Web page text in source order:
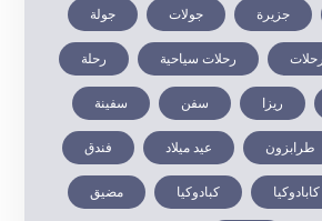
جزيرة جولات جولة
رحلات رحلات سياحية رحلة
ريزا سفن سفينة
طرابزون عيد ميلاد فندق
كابادوكيا كبادوكيا مضيق